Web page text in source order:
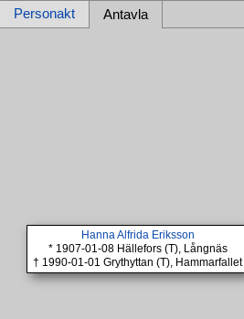
Personakt Antavla
Hanna Alfrida Eriksson
* 1907-01-08 Hällefors (T), Långnäs
† 1990-01-01 Grythyttan (T), Hammarfallet